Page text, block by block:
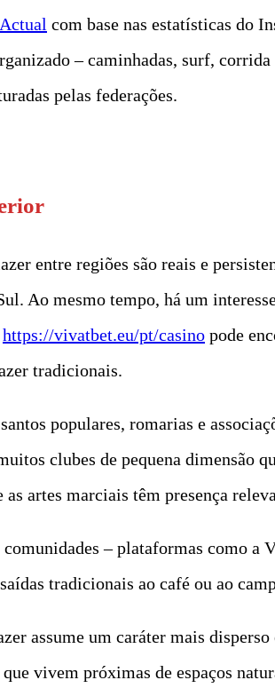
com base nas estatísticas do
– caminhadas, surf, corrida
pelas federações.
entre regiões são reais e
Ao mesmo tempo, há um
https://vivatbet.eu/pt/casino pode
tradicionais.
populares, romarias e
clubes de pequena dimensão
artes marciais têm presença
– plataformas como a
tradicionais ao café ou ao
assume um caráter mais
vivem próximas de espaços